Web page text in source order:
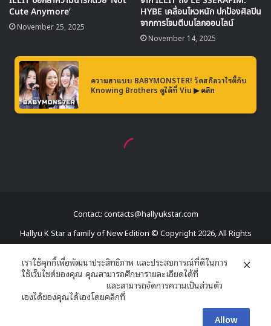
Contact: contacts@hallyukstar.com
Hallyu K Star a family of New Edition © Copyright 2026, All Rights
Facebook
X YouTube
RSS
Dailymotion
เราใช้คุกกี้เพื่อพัฒนาประสิทธิภาพ และประสบการณ์ที่ดีในการ
ใช้เว็บไซต์ของคุณ คุณสามารถศึกษารายละเอียดได้ที่
และสามารถจัดการความเป็นส่วนตัว
เองได้ของคุณได้เองโดยคลิกที่
Allow